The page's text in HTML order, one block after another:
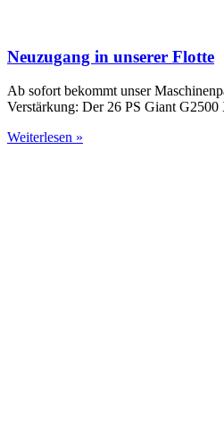
Neuzugang in unserer Flotte
Ab sofort bekommt unser
Verstärkung: Der 26 PS Giant
Weiterlesen »